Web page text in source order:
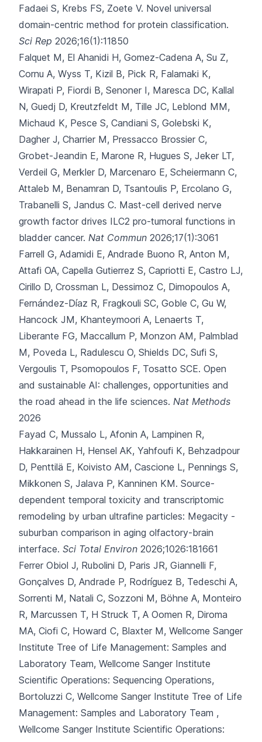
Fadaei S, Krebs FS, Zoete V. Novel universal
domain-centric method for protein classification.
Sci Rep 2026;16(1):11850
Falquet M, El Ahanidi H, Gomez-Cadena A, Su Z,
Cornu A, Wyss T, Kizil B, Pick R, Falamaki K,
Wirapati P, Fiordi B, Senoner I, Maresca DC, Kallal
N, Guedj D, Kreutzfeldt M, Tille JC, Leblond MM,
Michaud K, Pesce S, Candiani S, Golebski K,
Dagher J, Charrier M, Pressacco Brossier C,
Grobet-Jeandin E, Marone R, Hugues S, Jeker LT,
Verdeil G, Merkler D, Marcenaro E, Scheiermann C,
Attaleb M, Benamran D, Tsantoulis P, Ercolano G,
Trabanelli S, Jandus C. Mast-cell derived nerve
growth factor drives ILC2 pro-tumoral functions in
bladder cancer. Nat Commun 2026;17(1):3061
Farrell G, Adamidi E, Andrade Buono R, Anton M,
Attafi OA, Capella Gutierrez S, Capriotti E, Castro LJ,
Cirillo D, Crossman L, Dessimoz C, Dimopoulos A,
Fernández-Díaz R, Fragkouli SC, Goble C, Gu W,
Hancock JM, Khanteymoori A, Lenaerts T,
Liberante FG, Maccallum P, Monzon AM, Palmblad
M, Poveda L, Radulescu O, Shields DC, Sufi S,
Vergoulis T, Psomopoulos F, Tosatto SCE. Open
and sustainable AI: challenges, opportunities and
the road ahead in the life sciences. Nat Methods
2026
Fayad C, Mussalo L, Afonin A, Lampinen R,
Hakkarainen H, Hensel AK, Yahfoufi K, Behzadpour
D, Penttilä E, Koivisto AM, Cascione L, Pennings S,
Mikkonen S, Jalava P, Kanninen KM. Source-
dependent temporal toxicity and transcriptomic
remodeling by urban ultrafine particles: Megacity -
suburban comparison in aging olfactory-brain
interface. Sci Total Environ 2026;1026:181661
Ferrer Obiol J, Rubolini D, Paris JR, Giannelli F,
Gonçalves D, Andrade P, Rodríguez B, Tedeschi A,
Sorrenti M, Natali C, Sozzoni M, Böhne A, Monteiro
R, Marcussen T, H Struck T, A Oomen R, Diroma
MA, Ciofi C, Howard C, Blaxter M, Wellcome Sanger
Institute Tree of Life Management: Samples and
Laboratory Team, Wellcome Sanger Institute
Scientific Operations: Sequencing Operations,
Bortoluzzi C, Wellcome Sanger Institute Tree of Life
Management: Samples and Laboratory Team ,
Wellcome Sanger Institute Scientific Operations: